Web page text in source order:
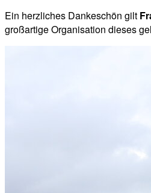
Ein herzliches Dankeschön gilt
großartige Organisation dieses